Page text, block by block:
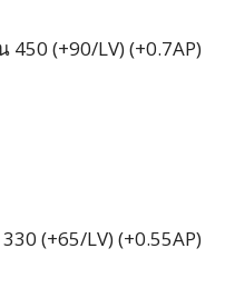
450 (+90/LV) (+0.7AP)
(+65/LV) (+0.55AP)